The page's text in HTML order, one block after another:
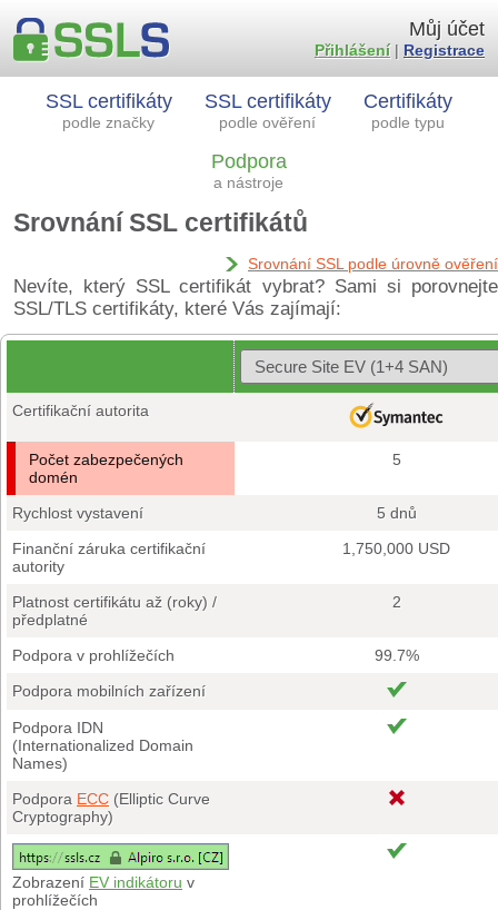
SSL certifikáty
podle značky
SSL certifikáty
podle ověření
Certifikáty
podle typu
Podpora
a nástroje
Můj účet
Přihlášení| Registrace
Srovnání SSL certifikátů
Srovnání SSL podle úrovně ověření
Nevíte, který SSL certifikát vybrat? Sami si porovnejte
SSL/TLS certifikáty, které Vás zajímají:
Certifikační autorita
Počet zabezpečených
domén
5
Rychlost vystavení
5 dnů
Finanční záruka certifikační
autority
1,750,000 USD
Platnost certifikátu až (roky) /
předplatné
2
Podpora v prohlížečích
99.7%
Podpora mobilních zařízení
Podpora IDN
(Internationalized Domain
Names)
Podpora ECC (Elliptic Curve
Cryptography)
Zobrazení EV indikátoru v
prohlížečích